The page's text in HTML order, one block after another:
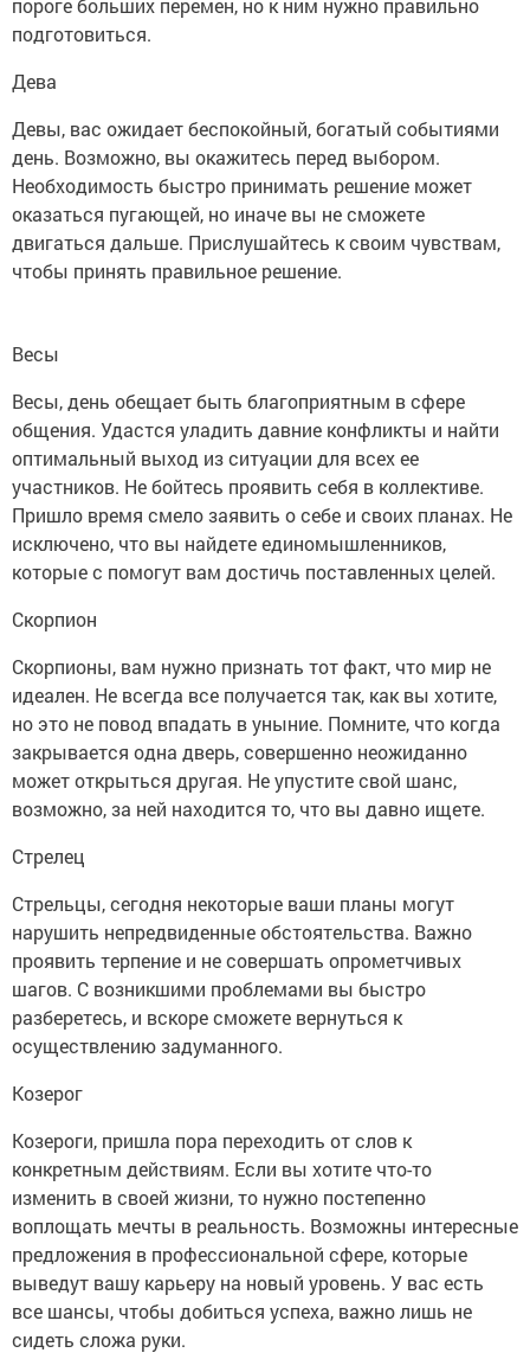
пороге больших перемен, но к ним нужно правильно
подготовиться.
Дева
Девы, вас ожидает беспокойный, богатый событиями
день. Возможно, вы окажитесь перед выбором.
Необходимость быстро принимать решение может
оказаться пугающей, но иначе вы не сможете
двигаться дальше. Прислушайтесь к своим чувствам,
чтобы принять правильное решение.
Весы
Весы, день обещает быть благоприятным в сфере
общения. Удастся уладить давние конфликты и найти
оптимальный выход из ситуации для всех ее
участников. Не бойтесь проявить себя в коллективе.
Пришло время смело заявить о себе и своих планах. Не
исключено, что вы найдете единомышленников,
которые с помогут вам достичь поставленных целей.
Скорпион
Скорпионы, вам нужно признать тот факт, что мир не
идеален. Не всегда все получается так, как вы хотите,
но это не повод впадать в уныние. Помните, что когда
закрывается одна дверь, совершенно неожиданно
может открыться другая. Не упустите свой шанс,
возможно, за ней находится то, что вы давно ищете.
Стрелец
Стрельцы, сегодня некоторые ваши планы могут
нарушить непредвиденные обстоятельства. Важно
проявить терпение и не совершать опрометчивых
шагов. С возникшими проблемами вы быстро
разберетесь, и вскоре сможете вернуться к
осуществлению задуманного.
Козерог
Козероги, пришла пора переходить от слов к
конкретным действиям. Если вы хотите что-то
изменить в своей жизни, то нужно постепенно
воплощать мечты в реальность. Возможны интересные
предложения в профессиональной сфере, которые
выведут вашу карьеру на новый уровень. У вас есть
все шансы, чтобы добиться успеха, важно лишь не
сидеть сложа руки.